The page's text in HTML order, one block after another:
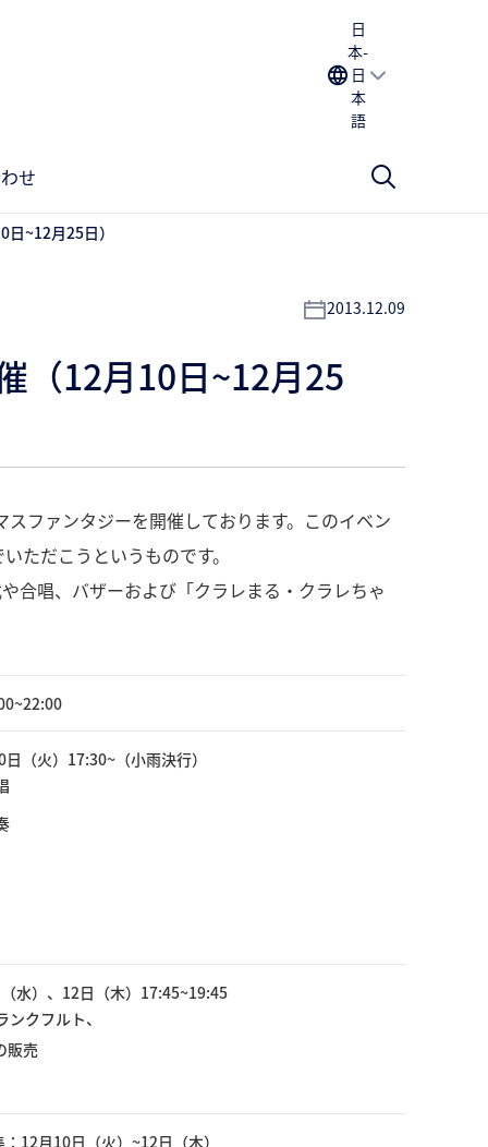
日
本-
日
本
語
せ
~12月25日）
2013.12.09
（12月10日~12月25
ファンタジーを開催しております。このイベン
ただこうというものです。
合唱、バザーおよび「クラレまる・クラレちゃ
（火）17:30~（小雨決行）
水）、12日（木）17:45~19:45
クフルト、
販売
12月10日（火）~12日（木）